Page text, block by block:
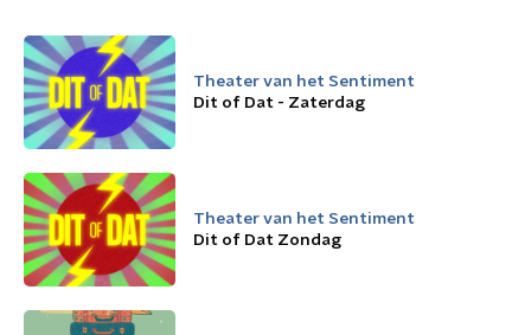
Theater van het Sentiment
Dit of Dat - Zaterdag
Theater van het Sentiment
Dit of Dat Zondag